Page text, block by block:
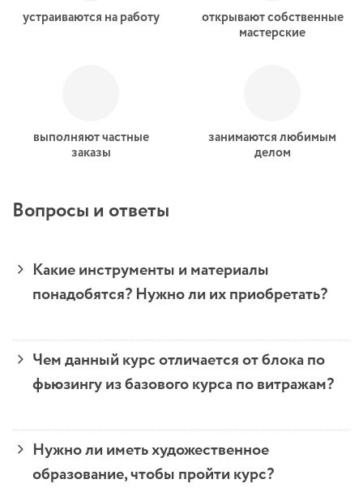
устраиваются на работу
открывают собственные
мастерские
выполняют частные
заказы
занимаются любимым
делом
Вопросы и ответы
Какие инструменты и материалы
понадобятся? Нужно ли их приобретать?
Чем данный курс отличается от блока по
фьюзингу из базового курса по витражам?
Нужно ли иметь художественное
образование, чтобы пройти курс?